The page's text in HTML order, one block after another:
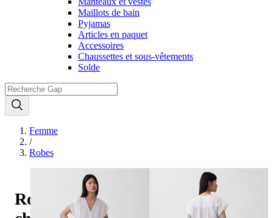
Maillots de bain
Pyjamas
Articles en paquet
Accessoires
Chaussettes et sous-vêtements
Solde
Femme
/
Robes
Robe